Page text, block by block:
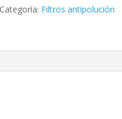
UHC
Categoría: Filtros antipolución